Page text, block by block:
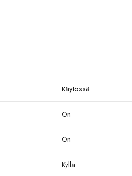
Käytössä
On
On
Kyllä